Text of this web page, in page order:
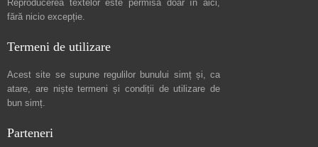
Reproducerea textelor este permisă doar în aici,
fără nicio excepție.
Termeni de utilizare
Acest site se supune regulilor bunului simț și, ca
atare, are niștetermeni și condiții de utilizare de
bun simț.
Parteneri